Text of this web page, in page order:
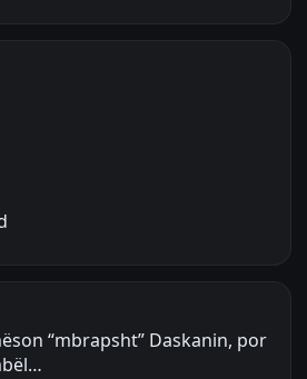
“mbrapsht” Daskanin, por